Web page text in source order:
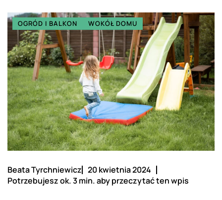
OGRÓD I BALKON WOKÓŁ DOMU
Beata Tyrchniewicz 20 kwietnia 2024
Potrzebujesz ok. 3 min. aby przeczytać ten wpis